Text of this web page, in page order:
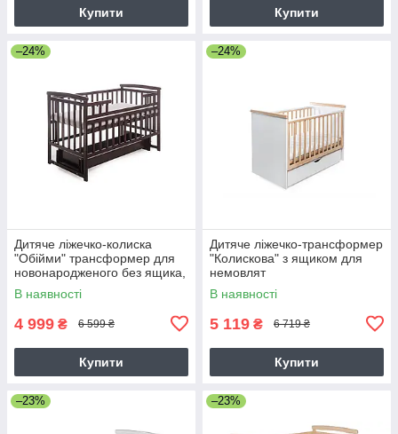
Купити Купити
–24%
Дитяче ліжечко-колиска
"Обійми" трансформер для
новонародженого без ящика,
гаріх
В наявності
4 999 ₴ 6 599 ₴
Купити
–24%
Дитяче ліжечко-трансформер
"Колискова" з ящиком для
немовлят
В наявності
5 119 ₴ 6 719 ₴
Купити
–23% –23%